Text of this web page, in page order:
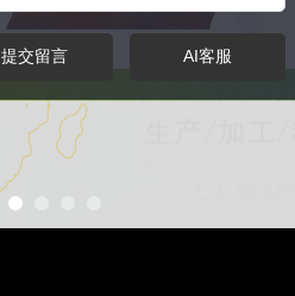
提交留言 AI客服